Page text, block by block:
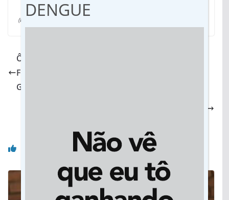
(Por Waldemar Russo)
ÔNIBUS SALADÃO TERÁ VENDAS DURANTE O
FERIADO NA PRAÇA DO PEIXE, EM CAMPO
GRANDE
Você pode gostar também
DENGUE